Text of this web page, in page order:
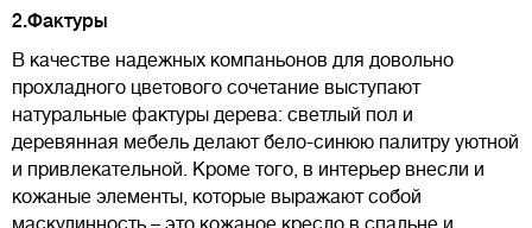
2.Фактуры
В качестве надежных компаньонов для довольно
прохладного цветового сочетание выступают
натуральные фактуры дерева: светлый пол и
деревянная мебель делают бело-синюю палитру уютной
и привлекательной. Кроме того, в интерьер внесли и
кожаные элементы, которые выражают собой